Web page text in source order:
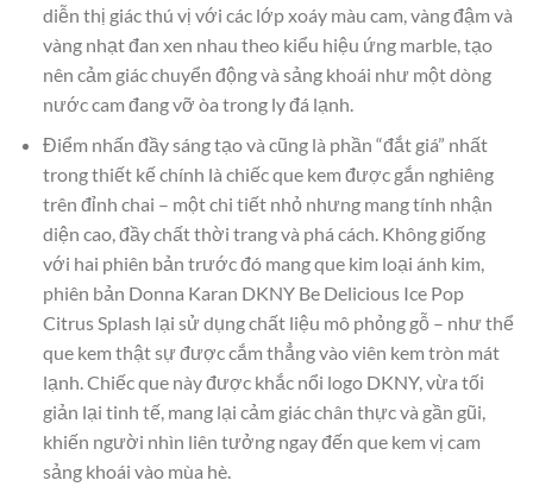
diễn thị giác thú vị với các lớp xoáy màu cam, vàng đậm và
vàng nhạt đan xen nhau theo kiểu hiệu ứng marble, tạo
nên cảm giác chuyển động và sảng khoái như một dòng
nước cam đang vỡ òa trong ly đá lạnh.
Điểm nhấn đầy sáng tạo và cũng là phần “đắt giá” nhất
trong thiết kế chính là chiếc que kem được gắn nghiêng
trên đỉnh chai – một chi tiết nhỏ nhưng mang tính nhận
diện cao, đầy chất thời trang và phá cách. Không giống
với hai phiên bản trước đó mang que kim loại ánh kim,
phiên bản Donna Karan DKNY Be Delicious Ice Pop
Citrus Splash lại sử dụng chất liệu mô phỏng gỗ – như thể
que kem thật sự được cắm thẳng vào viên kem tròn mát
lạnh. Chiếc que này được khắc nổi logo DKNY, vừa tối
giản lại tinh tế, mang lại cảm giác chân thực và gần gũi,
khiến người nhìn liên tưởng ngay đến que kem vị cam
sảng khoái vào mùa hè.